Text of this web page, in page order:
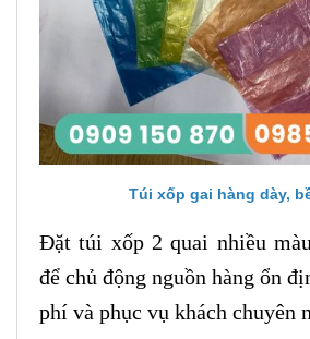
Túi xốp gai hàng dày,
Đặt túi xốp 2 quai nhiều
để chủ động nguồn hàng ổn
phí và phục vụ khách chuyên